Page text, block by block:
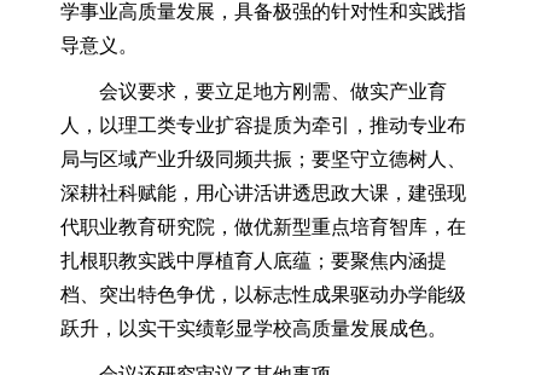
学事业高质量发展，具备极强的针对性和实践指
导意义。
会议要求，要立足地方刚需、做实产业育
人，以理工类专业扩容提质为牵引，推动专业布
局与区域产业升级同频共振；要坚守立德树人、
深耕社科赋能，用心讲活讲透思政大课，建强现
代职业教育研究院，做优新型重点培育智库，在
扎根职教实践中厚植育人底蕴；要聚焦内涵提
档、突出特色争优，以标志性成果驱动办学能级
跃升，以实干实绩彰显学校高质量发展成色。